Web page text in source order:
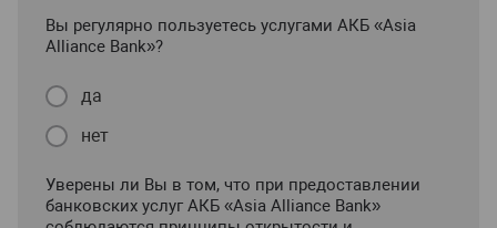
Вы регулярно пользуетесь услугами АКБ «Asia
Alliance Bank»?
да
нет
Уверены ли Вы в том, что при предоставлении
банковских услуг АКБ «Asia Alliance Bank»